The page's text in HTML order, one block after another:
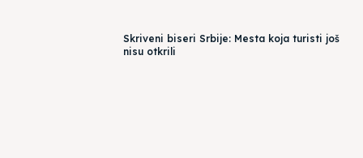
Skriveni biseri Srbije: Mesta koja turisti još
nisu otkrili